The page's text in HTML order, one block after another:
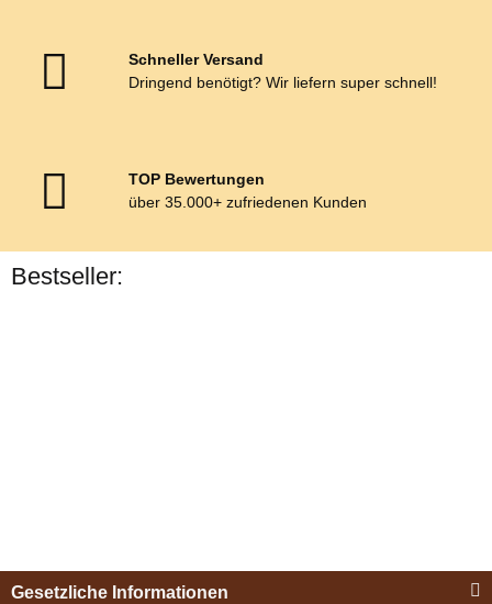
Schneller Versand
Dringend benötigt? Wir liefern super schnell!
TOP Bewertungen
über 35.000+ zufriedenen Kunden
Bestseller:
Gesetzliche Informationen